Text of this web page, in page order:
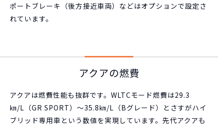
ポートブレーキ（後方接近車両）などはオプションで設定さ
れています。
アクアの燃費
アクアは燃費性能も抜群です。WLTCモード燃費は29.3
㎞/L（GR SPORT）～35.8㎞/L（Bグレード）とさすがハイ
ブリッド専用車という数値を実現しています。先代アクアも